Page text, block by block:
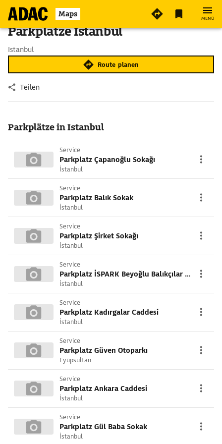
Maps MENÜ
Parkplätze Istanbul
Istanbul
Route planen
Teilen
Parkplätze in Istanbul
Service
Parkplatz Çapanoğlu Sokağı
İstanbul
Service
Parkplatz Balık Sokak
İstanbul
Service
Parkplatz Şirket Sokağı
İstanbul
Service
Parkplatz İSPARK Beyoğlu Balıkçılar Önü
İstanbul
Service
Parkplatz Kadırgalar Caddesi
İstanbul
Service
Parkplatz Güven Otoparkı
Eyüpsultan
Service
Parkplatz Ankara Caddesi
İstanbul
Service
Parkplatz Gül Baba Sokak
İstanbul